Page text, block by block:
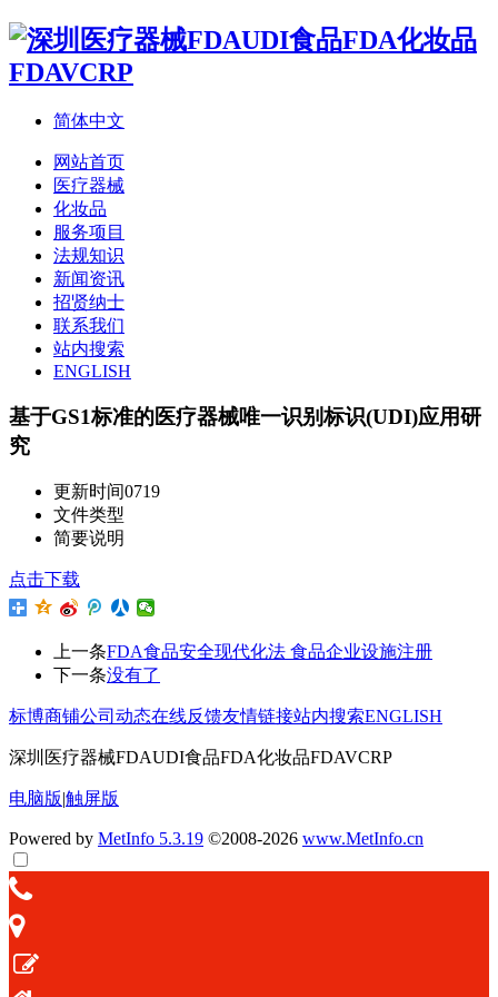
简体中文
网站首页
医疗器械
化妆品
服务项目
法规知识
新闻资讯
招贤纳士
联系我们
站内搜索
ENGLISH
基于GS1标准的医疗器械唯一识别标识(UDI)应用研
究
更新时间0719
文件类型
简要说明
点击下载
上一条FDA食品安全现代化法 食品企业设施注册
下一条没有了
标博商铺公司动态在线反馈友情链接站内搜索ENGLISH
深圳医疗器械FDAUDI食品FDA化妆品FDAVCRP
电脑版|触屏版
Powered by MetInfo 5.3.19 ©2008-2026 www.MetInfo.cn